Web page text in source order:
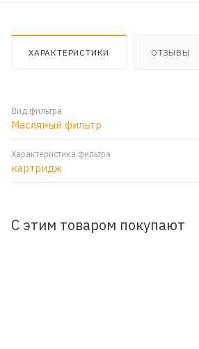
ХАРАКТЕРИСТИКИ ОТЗЫВЫ
Вид фильтра
Масляный фильтр
Характеристика фильтра
картридж
С этим товаром покупают